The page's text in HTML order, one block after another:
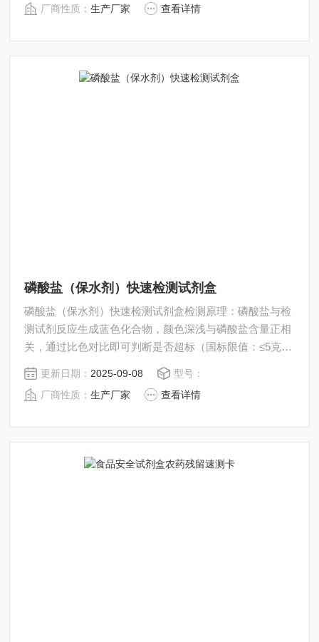
度随时间的变化值，计算出抑制率，通过抑制率可以判断
厂商性质：生产厂家 查看详情
磷酸盐（保水剂）快速检测试剂盒
磷酸盐（保水剂）快速检测试剂盒检测原理：磷酸盐与检
测试剂反应生成蓝色化合物，颜色深浅与磷酸盐含量正相
关，通过比色对比即可判断是否超标（国标限值：≤5克/
千克）
更新日期： 2025-09-08
型号：
厂商性质：生产厂家 查看详情